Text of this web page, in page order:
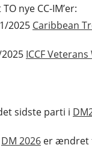
nye CC-IM’er:
2025 Caribbean
ICCF
sidste parti i
DM 2026 er ændret